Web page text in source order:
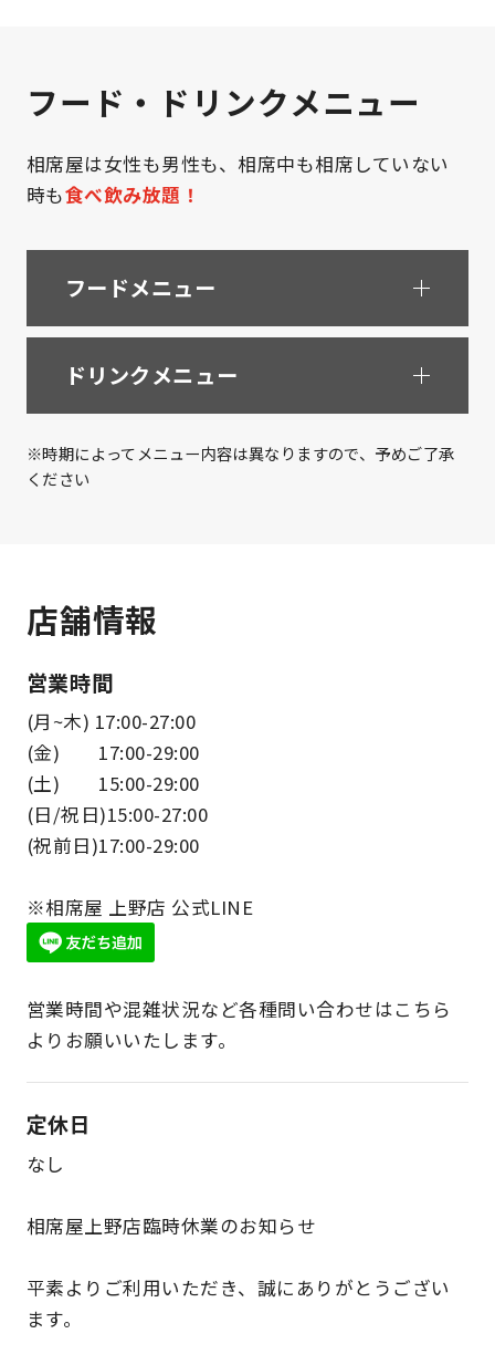
フード・ドリンクメニュー
相席屋は女性も男性も、相席中も相席していない
時も食べ飲み放題！
フードメニュー
ドリンクメニュー
※時期によってメニュー内容は異なりますので、予めご了承
ください
店舗情報
営業時間
(月~木) 17:00-27:00
(金) 17:00-29:00
(土) 15:00-29:00
(日/祝日)15:00-27:00
(祝前日)17:00-29:00
※相席屋 上野店 公式LINE
営業時間や混雑状況など各種問い合わせはこちら
よりお願いいたします。
定休日
なし
相席屋上野店臨時休業のお知らせ
平素よりご利用いただき、誠にありがとうござい
ます。